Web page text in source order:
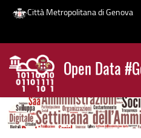
Salta
contenuto
principale
Città Metropolitana di Genova
Open Data
News